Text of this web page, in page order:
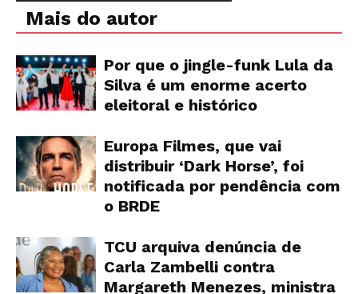
Mais do autor
Por que o jingle-funk Lula da
Silva é um enorme acerto
eleitoral e histórico
Europa Filmes, que vai
distribuir ‘Dark Horse’, foi
notificada por pendência com
o BRDE
TCU arquiva denúncia de
Carla Zambelli contra
Margareth Menezes, ministra